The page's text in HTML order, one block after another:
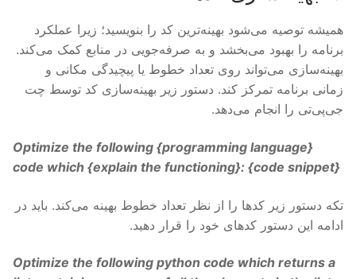
همیشه توصیه می‌شود بهینه‌ترین کد را بنویسید؛ زیرا عملکرد
برنامه را بهبود می‌بخشد و به صرفه‌جویی در منابع کمک می‌کند.
بهینه‌سازی می‌تواند روی تعداد خطوط یا پیچیدگی مکانی و
زمانی برنامه تمرکز کند. دستور زیر بهینه‌سازی کد توسط چت
جی‌پی‌تی را انجام می‌دهد.
Optimize the following {programming language}
code which {explain the functioning}: {code snippet}
تکه دستور زیر کدها را از نظر تعداد خطوط بهینه می‌کند. باید در
ادامه این دستور کدهای خود را قرار دهید.
Optimize the following python code which returns a